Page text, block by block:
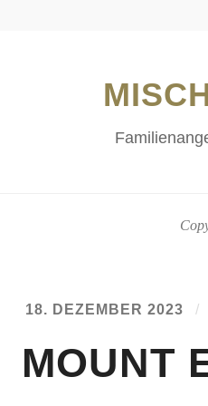
18. DEZEMBER 2023 /
MOUNT